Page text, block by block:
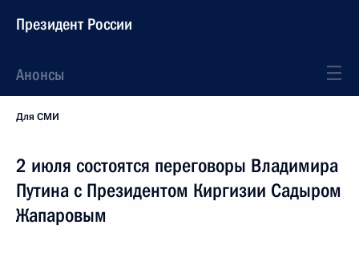
Президент России
Анонсы
Для СМИ
2 июля состоятся переговоры Владимира
Путина с Президентом Киргизии Садыром
Жапаровым